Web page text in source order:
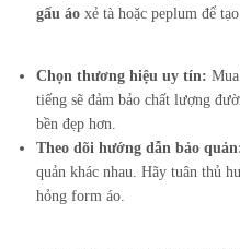
gấu áo xẻ tà hoặc peplum để
Chọn thương hiệu uy tín:
tiếng sẽ đảm bảo chất lượng
bền đẹp hơn.
Theo dõi hướng dẫn bảo
quản khác nhau. Hãy tuân thủ
hỏng form áo.